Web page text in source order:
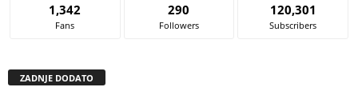
1,342
Fans
290
Followers
120,301
Subscribers
ZADNJE DODATO